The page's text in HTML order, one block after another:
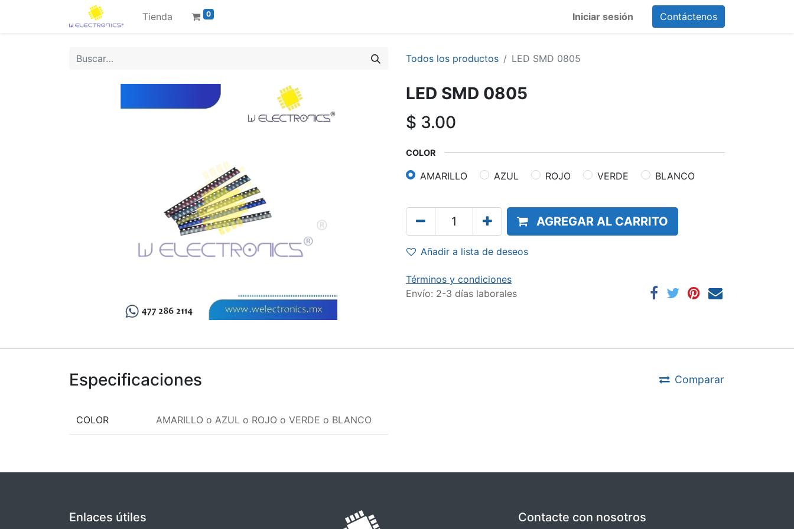
Tienda 0 Iniciar sesión Contáctenos
Todos los productos LED SMD 0805
LED SMD 0805
$ 3.00
COLOR
AMARILLO AZUL ROJO VERDE BLANCO
AGREGAR AL CARRITO
Añadir a lista de deseos
Términos y condiciones
Envío: 2-3 días laborales
Especificaciones Comparar
COLOR AMARILLO o AZUL o ROJO o VERDE o BLANCO
Enlaces útiles Contacte con nosotros